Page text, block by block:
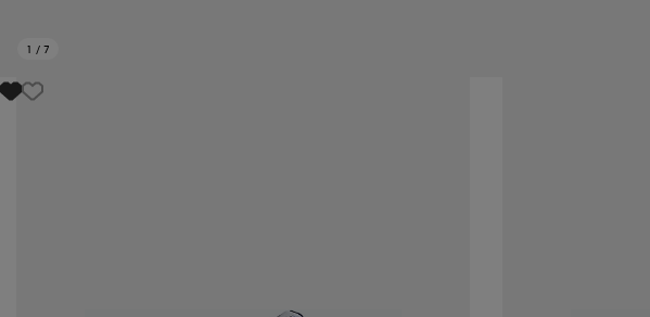
1 / 7